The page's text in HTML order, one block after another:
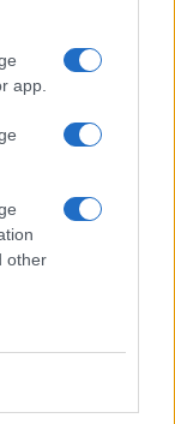
app.
other